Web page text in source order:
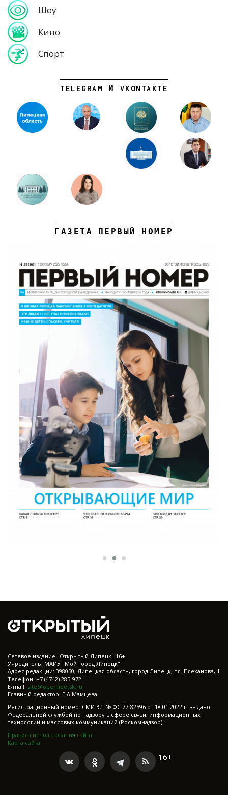
Шоу
Кино
Спорт
TELEGRAM И VKONTAKTE
ГАЗЕТА ПЕРВЫЙ НОМЕР
Cетевое издание "Открытый Липецк" 16+
Учредитель: МАИУ "Мой город Липецк"
Адрес редакции: 398050, Липецкая область, город Липецк, пл. Плеханова, 1
Телефон: +7 (4742) 285-972
E-mail: site@openlipetsk.ru
Главный редактор: Е.А.Мамцева
Регистрационный номер: СМИ ЭЛ № ФС 77-82596 от 18.01.2022 г. выдано
Федеральной службой по надзору в сфере связи, информационных
технологий и массовых коммуникаций (Роскомнадзор)
Правила использования сайта
Карта сайта
16+